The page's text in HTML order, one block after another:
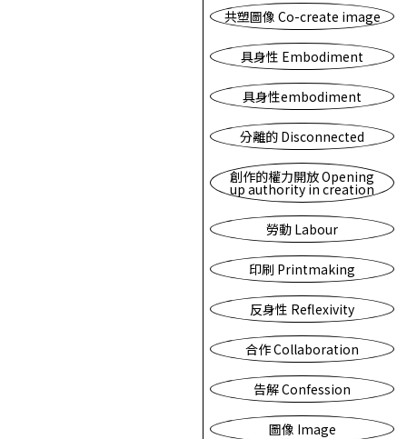
共塑圖像 Co-create image
具身性 Embodiment
具身性embodiment
分離的 Disconnected
創作的權力開放 Opening
up authority in creation
勞動 Labour
印刷 Printmaking
反身性 Reflexivity
合作 Collaboration
告解 Confession
圖像 Image